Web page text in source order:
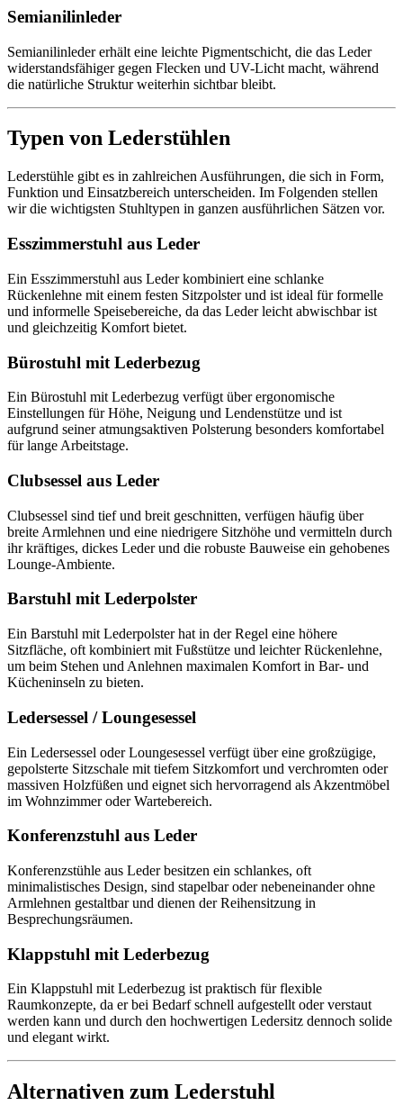
Semianilinleder
Semianilinleder erhält eine leichte Pigmentschicht, die das Leder
widerstandsfähiger gegen Flecken und UV-Licht macht, während
die natürliche Struktur weiterhin sichtbar bleibt.
Typen von Lederstühlen
Lederstühle gibt es in zahlreichen Ausführungen, die sich in Form,
Funktion und Einsatzbereich unterscheiden. Im Folgenden stellen
wir die wichtigsten Stuhltypen in ganzen ausführlichen Sätzen vor.
Esszimmerstuhl aus Leder
Ein Esszimmerstuhl aus Leder kombiniert eine schlanke
Rückenlehne mit einem festen Sitzpolster und ist ideal für formelle
und informelle Speisebereiche, da das Leder leicht abwischbar ist
und gleichzeitig Komfort bietet.
Bürostuhl mit Lederbezug
Ein Bürostuhl mit Lederbezug verfügt über ergonomische
Einstellungen für Höhe, Neigung und Lendenstütze und ist
aufgrund seiner atmungsaktiven Polsterung besonders komfortabel
für lange Arbeitstage.
Clubsessel aus Leder
Clubsessel sind tief und breit geschnitten, verfügen häufig über
breite Armlehnen und eine niedrigere Sitzhöhe und vermitteln durch
ihr kräftiges, dickes Leder und die robuste Bauweise ein gehobenes
Lounge-Ambiente.
Barstuhl mit Lederpolster
Ein Barstuhl mit Lederpolster hat in der Regel eine höhere
Sitzfläche, oft kombiniert mit Fußstütze und leichter Rückenlehne,
um beim Stehen und Anlehnen maximalen Komfort in Bar- und
Kücheninseln zu bieten.
Ledersessel / Loungesessel
Ein Ledersessel oder Loungesessel verfügt über eine großzügige,
gepolsterte Sitzschale mit tiefem Sitzkomfort und verchromten oder
massiven Holzfüßen und eignet sich hervorragend als Akzentmöbel
im Wohnzimmer oder Wartebereich.
Konferenzstuhl aus Leder
Konferenzstühle aus Leder besitzen ein schlankes, oft
minimalistisches Design, sind stapelbar oder nebeneinander ohne
Armlehnen gestaltbar und dienen der Reihensitzung in
Besprechungsräumen.
Klappstuhl mit Lederbezug
Ein Klappstuhl mit Lederbezug ist praktisch für flexible
Raumkonzepte, da er bei Bedarf schnell aufgestellt oder verstaut
werden kann und durch den hochwertigen Ledersitz dennoch solide
und elegant wirkt.
Alternativen zum Lederstuhl